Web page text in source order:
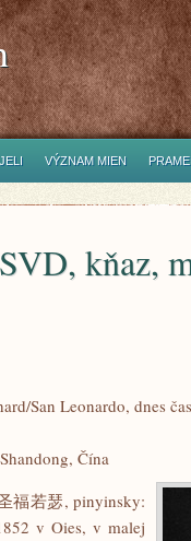
VÝZNAM MIEN
kňaz,
San Leonardo, dnes
Čína
福若瑟, pinyinsky:
v Oies, v malej